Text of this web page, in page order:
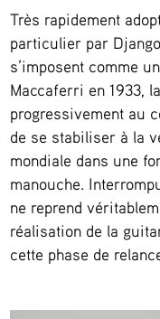
Très rapidement
particulier par
s’imposent comme
Maccaferri en 1933,
progressivement au
de se stabiliser à la
mondiale dans une
manouche.
ne reprend
réalisation de la
cette phase de